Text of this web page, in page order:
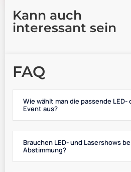
Kann auch
interessant sein
FAQ
Wie wählt man die passende
Event aus?
Brauchen LED- und Lasershows
Abstimmung?